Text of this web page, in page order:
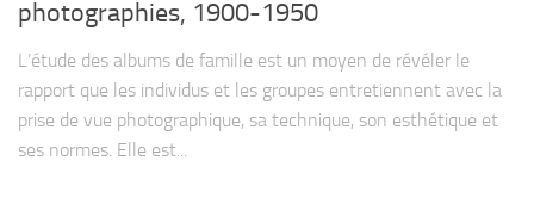
photographies, 1900-1950
L’étude des albums de famille est un moyen de révéler le
rapport que les individus et les groupes entretiennent avec la
prise de vue photographique, sa technique, son esthétique et
ses normes. Elle est...